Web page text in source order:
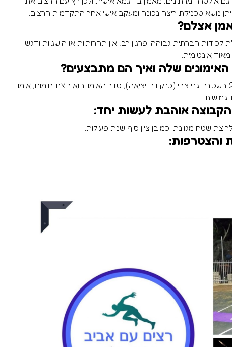
נושא טכניקת ריצה נכונה ומעקב אישי אחר התקדמות הרצים.
אצלם?
חברתית גבוהה ופרגון רב, אין תחרותיות או הישגיות ודגש
אינטימית.
שלה ואיך הם מתבצעים?
האימונים מתבצעים בימים ראשון ושלישי ב- 20:00 בשכונת גני צבי (כנקודת יציאה), סדר האימון הוא ריצת חימום, אימון
אוהבת לעשות יחד:
שטח מגוונת וכמובן ציון סוף שנת פעילות.
והצטרפות: